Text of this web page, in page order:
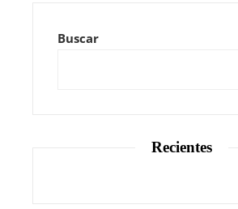
Buscar
Recientes